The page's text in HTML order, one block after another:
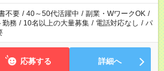
不要 / 40～50代活躍中 / 副業・WワークOK /
勤務 / 10名以上の大量募集 / 電話対応なし / パ
応募する 詳細へ